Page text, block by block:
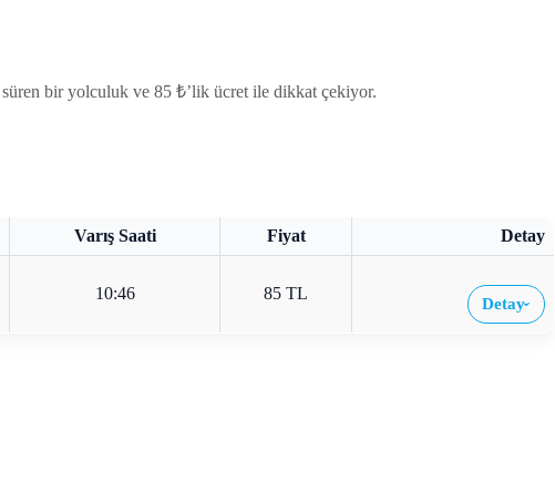
süren bir yolculuk ve 85 ₺’lik ücret ile dikkat çekiyor.
Varış Saati Fiyat Detay
10:46 85 TL
Detay›